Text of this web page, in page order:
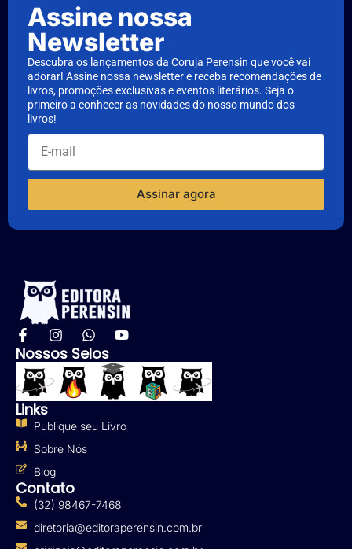
Assine nossa
Newsletter
Descubra os lançamentos da Coruja Perensin que você vai
adorar! Assine nossa newsletter e receba recomendações de
livros, promoções exclusivas e eventos literários. Seja o
primeiro a conhecer as novidades do nosso mundo dos
livros!
Assinar agora
Nossos Selos
Links
Publique seu Livro
Sobre Nós
Blog
Contato
(32) 98467-7468
diretoria@editoraperensin.com.br